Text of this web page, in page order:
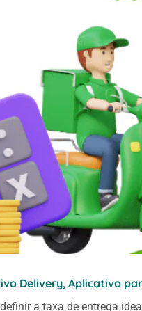
Delivery, Aplicativo
a taxa de entrega